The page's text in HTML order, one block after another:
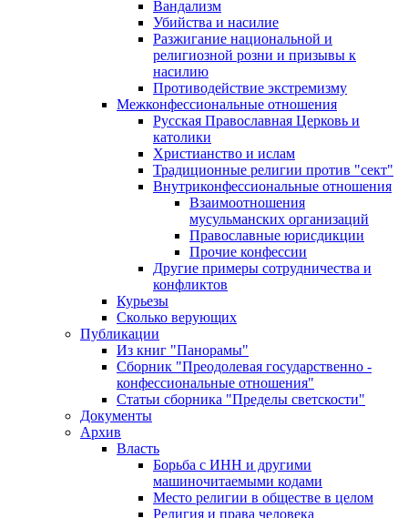
Вандализм
Убийства и насилие
Разжигание национальной и
религиозной розни и призывы к
насилию
Противодействие экстремизму
Межконфессиональные отношения
Русская Православная Церковь и
католики
Христианство и ислам
Традиционные религии против "сект"
Внутриконфессиональные отношения
Взаимоотношения
мусульманских организаций
Православные юрисдикции
Прочие конфессии
Другие примеры сотрудничества и
конфликтов
Курьезы
Сколько верующих
Публикации
Из книг "Панорамы"
Сборник "Преодолевая государственно -
конфессиональные отношения"
Статьи сборника "Пределы светскости"
Документы
Архив
Власть
Борьба с ИНН и другими
машиночитаемыми кодами
Место религии в обществе в целом
Религия и права человека